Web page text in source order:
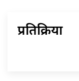
प्रतिक्रिया